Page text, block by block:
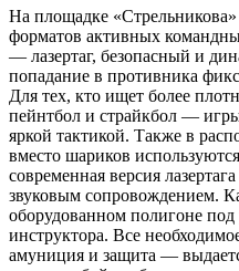
На площадке «Стрельникова»
форматов активных
— лазертаг, безопасный и
попадание в противника
Для тех, кто ищет более
пейнтбол и страйкбол —
яркой тактикой. Также в
вместо шариков
современная версия
звуковым сопровождением.
оборудованном полигоне
инструктора. Все
амуниция и защита —